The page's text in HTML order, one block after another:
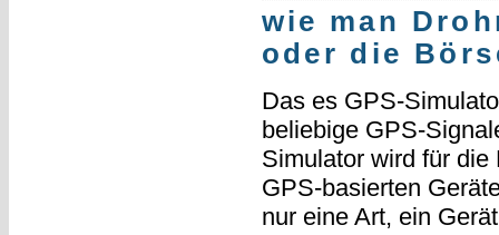
wie man
oder die
Das es GPS-
beliebige GPS-
Simulator wird für
GPS-basierten
nur eine Art, ein